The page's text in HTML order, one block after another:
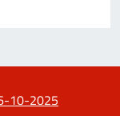
10-2025